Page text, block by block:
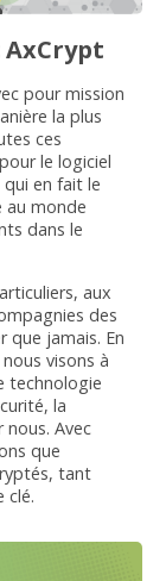
pour mission
la plus
ces
le logiciel
en fait le
au monde
dans le
aux
des
que jamais. En
visons à
technologie
la
Avec
que
tant
clé.